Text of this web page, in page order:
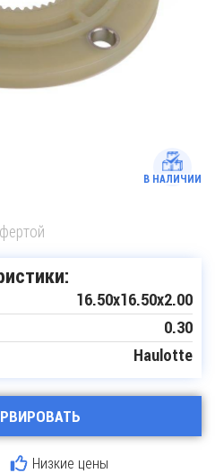
В НАЛИЧИИ
16.50x16.50x2.00
0.30
Haulotte
Низкие цены